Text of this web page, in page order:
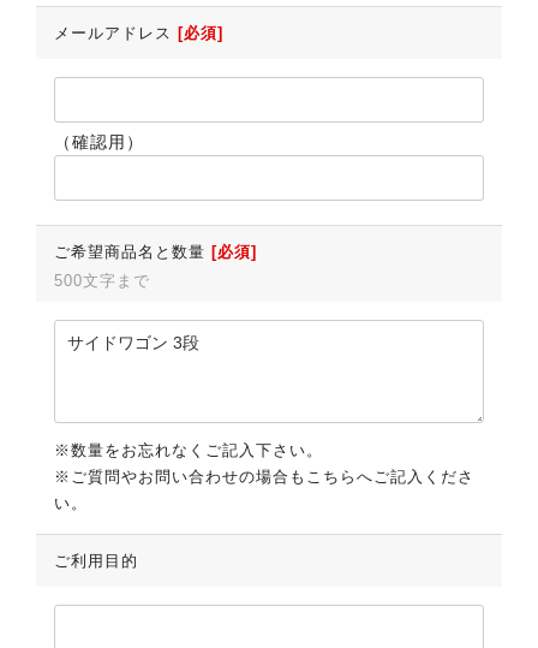
メールアドレス [必須]
（確認用）
ご希望商品名と数量 [必須]
500文字まで
※数量をお忘れなくご記入下さい。
※ご質問やお問い合わせの場合もこちらへご記入くださ
い。
ご利用目的